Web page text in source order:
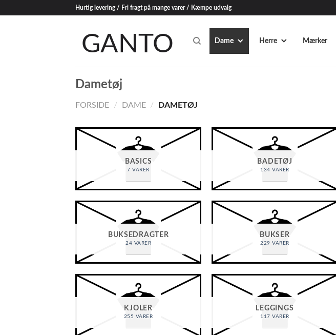
Hurtig levering / Fri fragt på mange varer / Kæmpe udvalg
Dame Herre Mærker
Dametøj
FORSIDE / DAME / DAMETØJ
BASICS
7 VARER
BADETØJ
134 VARER
BUKSEDRAGTER
24 VARER
BUKSER
229 VARER
KJOLER
255 VARER
LEGGINGS
117 VARER